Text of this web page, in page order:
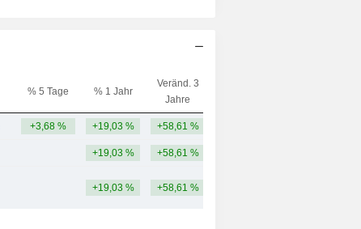
% 5 Tage % 1 Jahr
Veränd. 3
Jahre
+3,68 % +19,03 % +58,61 %
+19,03 % +58,61 %
+19,03 % +58,61 %